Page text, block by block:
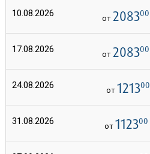
10.08.2026 от 208300
17.08.2026 от 208300
24.08.2026 от 121300
31.08.2026 от 112300